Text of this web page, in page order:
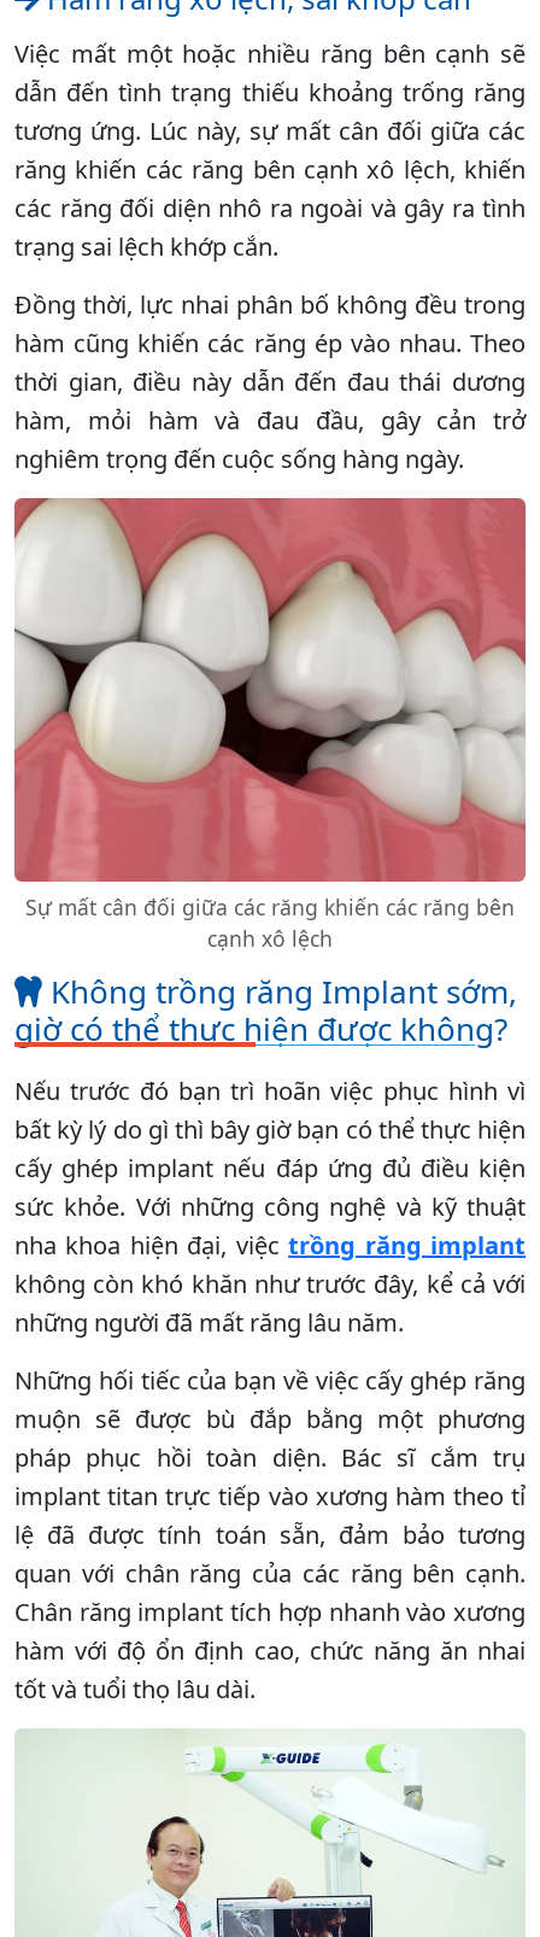
Việc mất một hoặc nhiều răng bên cạnh sẽ
dẫn đến tình trạng thiếu khoảng trống răng
tương ứng. Lúc này, sự mất cân đối giữa các
răng khiến các răng bên cạnh xô lệch, khiến
các răng đối diện nhô ra ngoài và gây ra tình
trạng sai lệch khớp cắn.
Đồng thời, lực nhai phân bố không đều trong
hàm cũng khiến các răng ép vào nhau. Theo
thời gian, điều này dẫn đến đau thái dương
hàm, mỏi hàm và đau đầu, gây cản trở
nghiêm trọng đến cuộc sống hàng ngày.
Sự mất cân đối giữa các răng khiến các răng bên
cạnh xô lệch
Không trồng răng Implant sớm,
giờ có thể thực hiện được không?
Nếu trước đó bạn trì hoãn việc phục hình vì
bất kỳ lý do gì thì bây giờ bạn có thể thực hiện
cấy ghép implant nếu đáp ứng đủ điều kiện
sức khỏe. Với những công nghệ và kỹ thuật
nha khoa hiện đại, việctrồng răng implant
không còn khó khăn như trước đây, kể cả với
những người đã mất răng lâu năm.
Những hối tiếc của bạn về việc cấy ghép răng
muộn sẽ được bù đắp bằng một phương
pháp phục hồi toàn diện. Bác sĩ cắm trụ
implant titan trực tiếp vào xương hàm theo tỉ
lệ đã được tính toán sẵn, đảm bảo tương
quan với chân răng của các răng bên cạnh.
Chân răng implant tích hợp nhanh vào xương
hàm với độ ổn định cao, chức năng ăn nhai
tốt và tuổi thọ lâu dài.